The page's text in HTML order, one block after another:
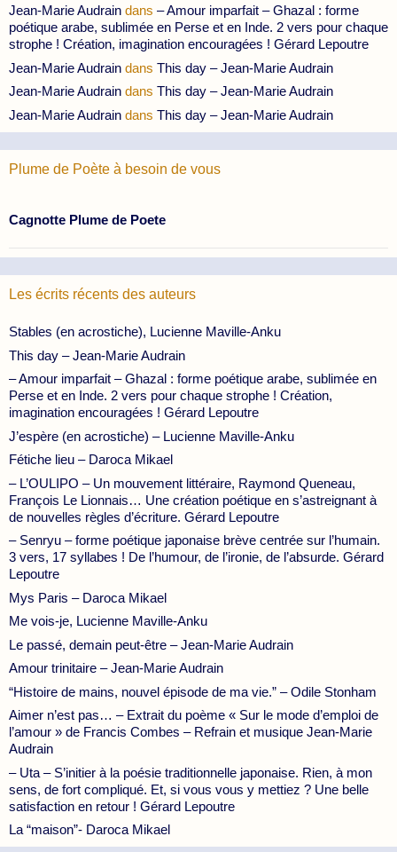
Jean-Marie Audrain dans – Amour imparfait – Ghazal : forme
poétique arabe, sublimée en Perse et en Inde. 2 vers pour chaque
strophe ! Création, imagination encouragées ! Gérard Lepoutre
Jean-Marie Audrain dans This day – Jean-Marie Audrain
Jean-Marie Audrain dans This day – Jean-Marie Audrain
Jean-Marie Audrain dans This day – Jean-Marie Audrain
Plume de Poète à besoin de vous
Cagnotte Plume de Poete
Les écrits récents des auteurs
Stables (en acrostiche), Lucienne Maville-Anku
This day – Jean-Marie Audrain
– Amour imparfait – Ghazal : forme poétique arabe, sublimée en
Perse et en Inde. 2 vers pour chaque strophe ! Création,
imagination encouragées ! Gérard Lepoutre
J’espère (en acrostiche) – Lucienne Maville-Anku
Fétiche lieu – Daroca Mikael
– L’OULIPO – Un mouvement littéraire, Raymond Queneau,
François Le Lionnais… Une création poétique en s’astreignant à
de nouvelles règles d’écriture. Gérard Lepoutre
– Senryu – forme poétique japonaise brève centrée sur l’humain.
3 vers, 17 syllabes ! De l’humour, de l’ironie, de l’absurde. Gérard
Lepoutre
Mys Paris – Daroca Mikael
Me vois-je, Lucienne Maville-Anku
Le passé, demain peut-être – Jean-Marie Audrain
Amour trinitaire – Jean-Marie Audrain
“Histoire de mains, nouvel épisode de ma vie.” – Odile Stonham
Aimer n’est pas… – Extrait du poème « Sur le mode d’emploi de
l’amour » de Francis Combes – Refrain et musique Jean-Marie
Audrain
– Uta – S’initier à la poésie traditionnelle japonaise. Rien, à mon
sens, de fort compliqué. Et, si vous vous y mettiez ? Une belle
satisfaction en retour ! Gérard Lepoutre
La “maison”- Daroca Mikael